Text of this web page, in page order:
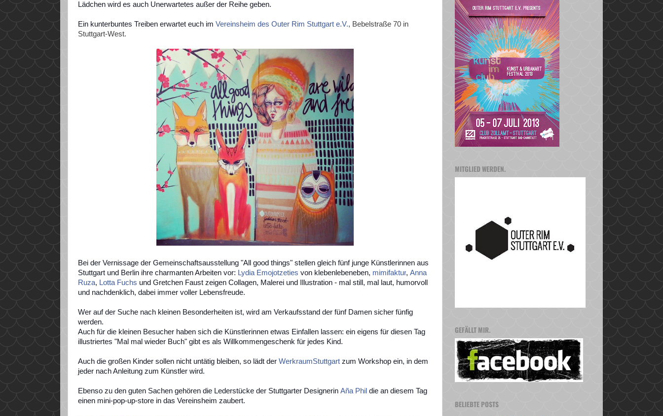
Lädchen wird es auch Unerwartetes außer der Reihe geben.
Ein kunterbuntes Treiben erwartet euch im Vereinsheim des Outer Rim Stuttgart e.V., Bebelstraße 70 in
Stuttgart-West.
Bei der Vernissage der Gemeinschaftsausstellung "All good things" stellen gleich fünf junge Künstlerinnen aus
Stuttgart und Berlin ihre charmanten Arbeiten vor: Lydia Emojotzeties von klebenlebeneben, mimifaktur, Anna
Ruza, Lotta Fuchs und Gretchen Faust zeigen Collagen, Malerei und Illustration - mal still, mal laut, humorvoll
und nachdenklich, dabei immer voller Lebensfreude.
Wer auf der Suche nach kleinen Besonderheiten ist, wird am Verkaufsstand der fünf Damen sicher fünfig
werden.
Auch für die kleinen Besucher haben sich die Künstlerinnen etwas Einfallen lassen: ein eigens für diesen Tag
illustriertes "Mal mal wieder Buch" gibt es als Willkommengeschenk für jedes Kind.
Auch die großen Kinder sollen nicht untätig bleiben, so lädt der WerkraumStuttgart zum Workshop ein, in dem
jeder nach Anleitung zum Künstler wird.
Ebenso zu den guten Sachen gehören die Lederstücke der Stuttgarter Designerin Aña Phil die an diesem Tag
einen mini-pop-up-store in das Vereinsheim zaubert.
MITGLIED WERDEN.
GEFÄLLT MIR.
BELIEBTE POSTS